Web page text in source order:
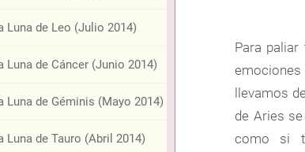
Para
llevamos
de Aries
como si
Luna de Leo (Julio 2014)
Luna de Cáncer (Junio 2014)
Luna de Géminis (Mayo 2014)
Luna de Tauro (Abril 2014)